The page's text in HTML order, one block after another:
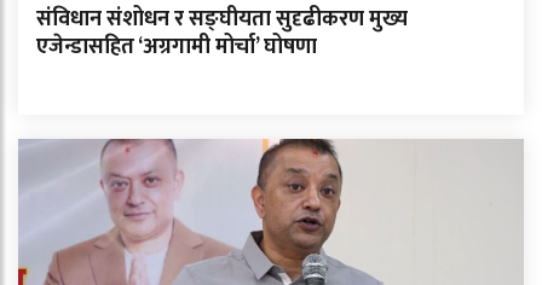
संविधान संशोधन र सङ्घीयता सुदृढीकरण मुख्य
एजेन्डासहित ‘अग्रगामी मोर्चा’ घोषणा